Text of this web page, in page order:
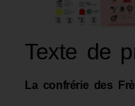
Texte de
La confrérie des